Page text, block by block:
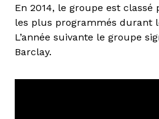
En 2014, le groupe est classé
les plus programmés durant
L’année suivante le groupe
Barclay.